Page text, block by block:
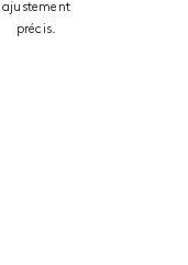
ajustement
précis.